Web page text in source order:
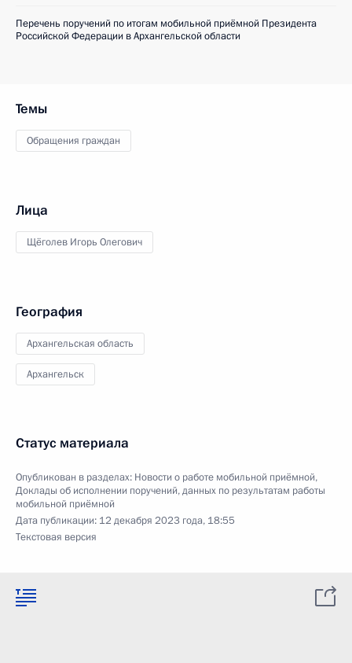
Перечень поручений по итогам мобильной приёмной Президента
Российской Федерации в Архангельской области
Темы
Обращения граждан
Лица
Щёголев Игорь Олегович
География
Архангельская область
Архангельск
Статус материала
Опубликован в разделах: Новости о работе мобильной приёмной,
Доклады об исполнении поручений, данных по результатам работы
мобильной приёмной
Дата публикации: 12 декабря 2023 года, 18:55
Текстовая версия